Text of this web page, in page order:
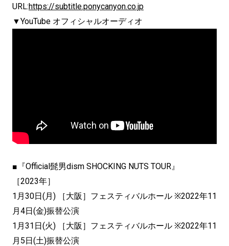
URL:https://subtitle.ponycanyon.co.jp
▼YouTube オフィシャルオーディオ
■『Official髭男dism SHOCKING NUTS TOUR』
［2023年］
1月30日(月) ［大阪］フェスティバルホール ※2022年11
月4日(金)振替公演
1月31日(火) ［大阪］フェスティバルホール ※2022年11
月5日(土)振替公演